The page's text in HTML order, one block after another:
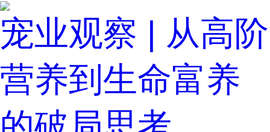
宠业观察 | 从高阶
营养到生命富养